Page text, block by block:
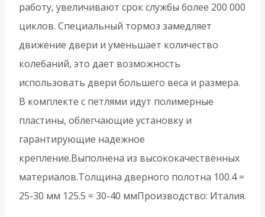
работу, увеличивают срок службы более 200 000
циклов. Специальный тормоз замедляет
движение двери и уменьшает количество
колебаний, это дает возможность
использовать двери большего веса и размера.
В комплекте с петлями идут полимерные
пластины, облегчающие установку и
гарантирующие надежное
крепление.Выполнена из высококачественных
материалов.Толщина дверного полотна 100.4 =
25-30 мм 125.5 = 30-40 ммПроизводство: Италия.